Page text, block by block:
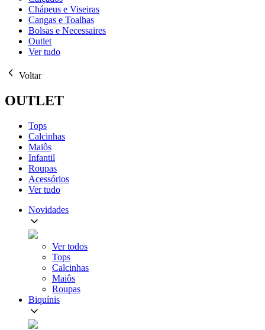
Chápeus e Viseiras
Cangas e Toalhas
Bolsas e Necessaires
Outlet
Ver tudo
Voltar
OUTLET
Tops
Calcinhas
Maiôs
Infantil
Roupas
Acessórios
Ver tudo
Novidades
Ver todos
Tops
Calcinhas
Maiôs
Roupas
Biquínis